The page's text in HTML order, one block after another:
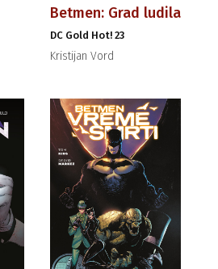
Betmen: Grad ludila
DC Gold Hot! 23
Kristijan Vord